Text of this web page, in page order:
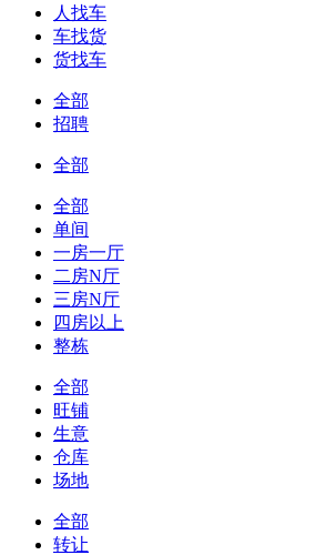
人找车
车找货
货找车
全部
招聘
全部
全部
单间
一房一厅
二房N厅
三房N厅
四房以上
整栋
全部
旺铺
生意
仓库
场地
全部
转让